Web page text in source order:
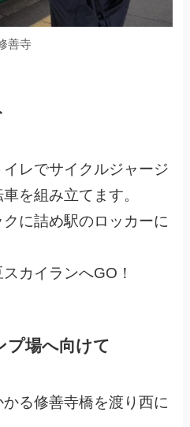
善寺
レでサイクルジャージ
を組み立てます。
に詰め駅のロッカーに
カイランへGO！
プ場へ向けて
る修善寺橋を渡り西に